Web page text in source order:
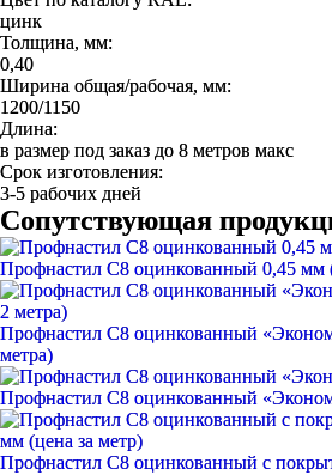
цинк
Толщина, мм:
0,40
Ширина общая/рабочая, мм:
1200/1150
Длина:
в размер под заказ до 8 метров макс
Срок изготовления:
3-5 рабочих дней
Сопутствующая
Профнастил С8 оцинкованный 0,45 мм
Профнастил С8 оцинкованный
метра)
Профнастил С8 оцинкованный
Профнастил С8 оцинкованный с